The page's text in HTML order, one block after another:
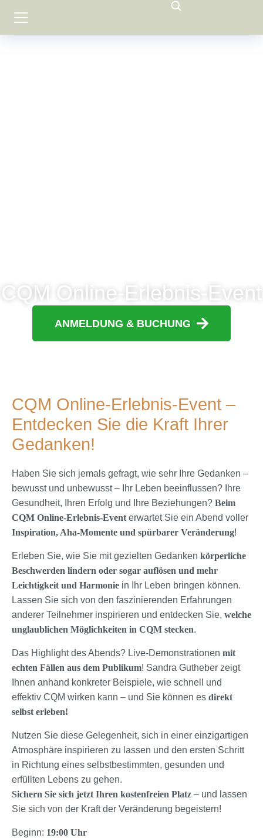
CQM Online-Erlebnis-Event
ANMELDUNG & BUCHUNG
CQM Online-Erlebnis-Event –
Entdecken Sie die Kraft Ihrer
Gedanken!
Haben Sie sich jemals gefragt, wie sehr Ihre Gedanken –
bewusst und unbewusst – Ihr Leben beeinflussen? Ihre
Gesundheit, Ihren Erfolg und Ihre Beziehungen? Beim
CQM Online-Erlebnis-Event erwartet Sie ein Abend voller
Inspiration, Aha-Momente und spürbarer Veränderung!
Erleben Sie, wie Sie mit gezielten Gedanken körperliche
Beschwerden lindern oder sogar auflösen und mehr
Leichtigkeit und Harmonie in Ihr Leben bringen können.
Lassen Sie sich von den faszinierenden Erfahrungen
anderer Teilnehmer inspirieren und entdecken Sie, welche
unglaublichen Möglichkeiten in CQM stecken.
Das Highlight des Abends? Live-Demonstrationen mit
echten Fällen aus dem Publikum! Sandra Gutheber zeigt
Ihnen anhand konkreter Beispiele, wie schnell und
effektiv CQM wirken kann – und Sie können es direkt
selbst erleben!
Nutzen Sie diese Gelegenheit, sich in einer einzigartigen
Atmosphäre inspirieren zu lassen und den ersten Schritt
in Richtung eines selbstbestimmten, gesunden und
erfüllten Lebens zu gehen.
Sichern Sie sich jetzt Ihren kostenfreien Platz – und lassen
Sie sich von der Kraft der Veränderung begeistern!
Beginn: 19:00 Uhr